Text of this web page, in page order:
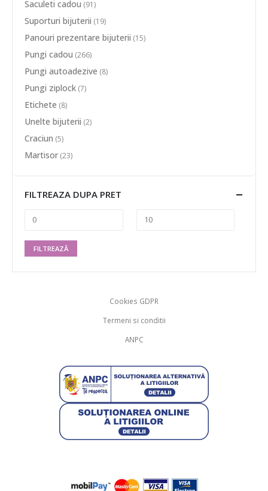
Saculeti cadou (91)
Suporturi bijuterii (19)
Panouri prezentare bijuterii (15)
Pungi cadou (266)
Pungi autoadezive (8)
Pungi ziplock (7)
Etichete (8)
Unelte bijuterii (2)
Craciun (5)
Martisor (23)
FILTREAZA DUPA PRET
FILTREAZĂ
Cookies GDPR
Termeni si conditii
ANPC